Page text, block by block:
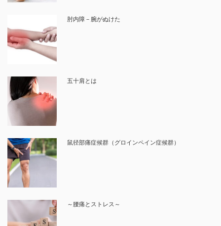
肘内障－腕がぬけた
五十肩とは
鼠径部痛症候群（グロインペイン症候群）
～腰痛とストレス～